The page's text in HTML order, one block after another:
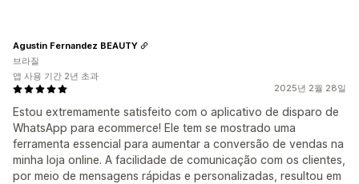
2025년 2월 28일
Estou extremamente satisfeito com o aplicativo de disparo de
WhatsApp para ecommerce! Ele tem se mostrado uma
ferramenta essencial para aumentar a conversão de vendas na
minha loja online. A facilidade de comunicação com os clientes,
por meio de mensagens rápidas e personalizadas, resultou em
Agustin Fernandez BEAUTY
브라질
앱 사용 기간 2년 초과